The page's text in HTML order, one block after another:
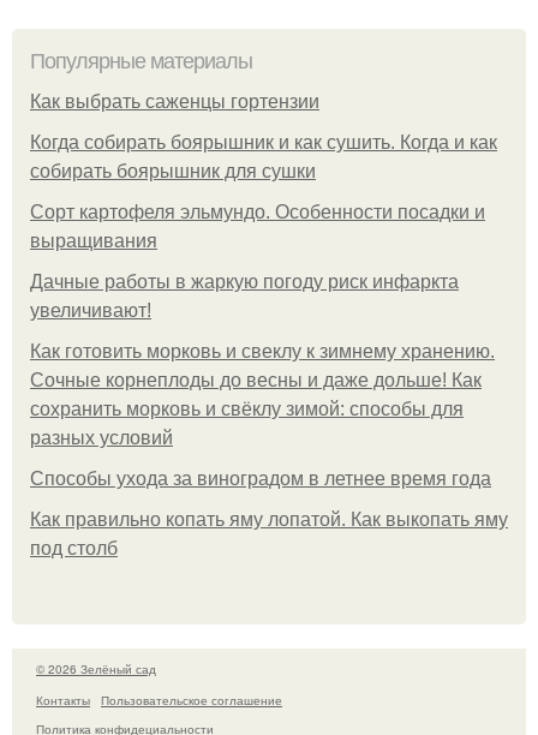
Популярные материалы
Как выбрать саженцы гортензии
Когда собирать боярышник и как сушить. Когда и как
собирать боярышник для сушки
Сорт картофеля эльмундо. Особенности посадки и
выращивания
Дачные работы в жаркую погоду риск инфаркта
увеличивают!
Как готовить морковь и свеклу к зимнему хранению.
Сочные корнеплоды до весны и даже дольше! Как
сохранить морковь и свёклу зимой: способы для
разных условий
Способы ухода за виноградом в летнее время года
Как правильно копать яму лопатой. Как выкопать яму
под столб
© 2026 Зелёный сад
Контакты
Пользовательское соглашение
Политика конфидециальности